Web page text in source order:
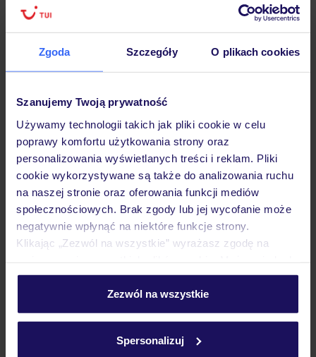
Zgoda Szczegóły O plikach cookies
Szanujemy Twoją prywatność
Używamy technologii takich jak pliki cookie w celu
poprawy komfortu użytkowania strony oraz
personalizowania wyświetlanych treści i reklam. Pliki
cookie wykorzystywane są także do analizowania ruchu
na naszej stronie oraz oferowania funkcji mediów
społecznościowych. Brak zgody lub jej wycofanie może
negatywnie wpłynąć na niektóre funkcje strony.
Klikając „Zezwól na wszystkie” wyrażasz zgodę na
personalizować swój wybór wchodząc w zakładkę
Szczegółowe informacje o plikach cookie znajdziesz
Zezwól na wszystkie
Spersonalizuj
Hotel
Pokoje
Wyżywienie
Ważne informacje